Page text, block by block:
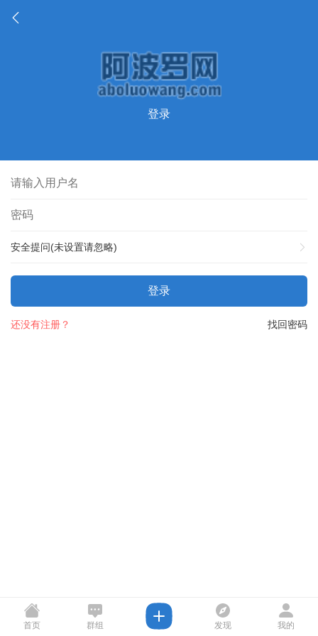
登录
安全提问(未设置请忽略)
登录
找回密码
还没有注册？
首页 群组 发现 我的